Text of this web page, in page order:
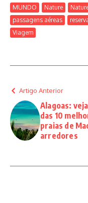
MUNDO
Nature
passagens aéreas
Viagem
Artigo Anterior
Alagoas:
das 10
praias de
arredores